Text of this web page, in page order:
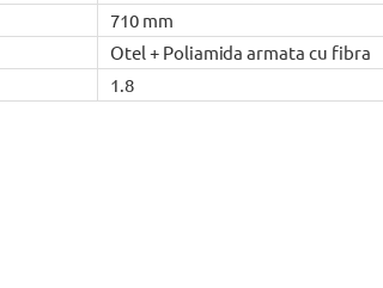
710 mm
Otel + Poliamida armata cu fibra
1.8